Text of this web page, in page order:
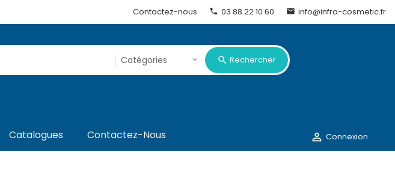
Contactez-nous  03 88 22 10 60  info@infra-cosmetic.fr
Rechercher
Catalogues Contactez-Nous  Connexion